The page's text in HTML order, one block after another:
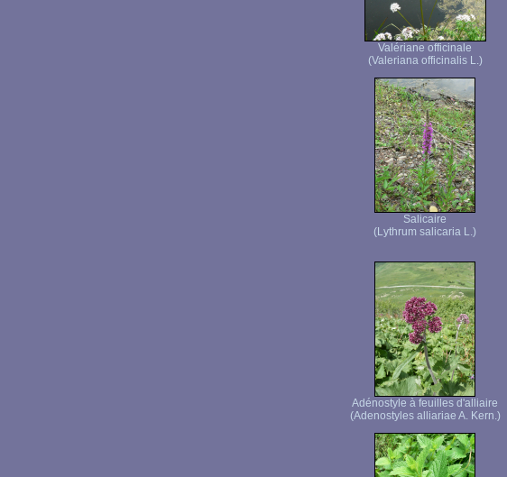
Valériane officinale
(Valeriana officinalis L.)
Salicaire
(Lythrum salicaria L.)
Adénostyle à feuilles d'alliaire
(Adenostyles alliariae A. Kern.)